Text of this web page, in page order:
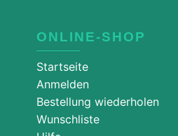
ONLINE-SHOP
Startseite
Anmelden
Bestellung wiederholen
Wunschliste